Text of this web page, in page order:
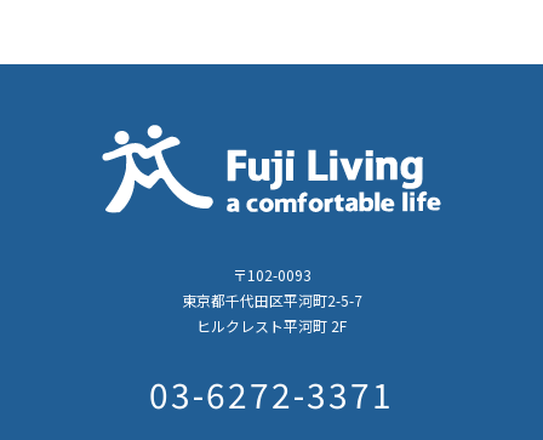
〒102-0093
東京都千代田区平河町2-5-7
ヒルクレスト平河町 2F
03-6272-3371